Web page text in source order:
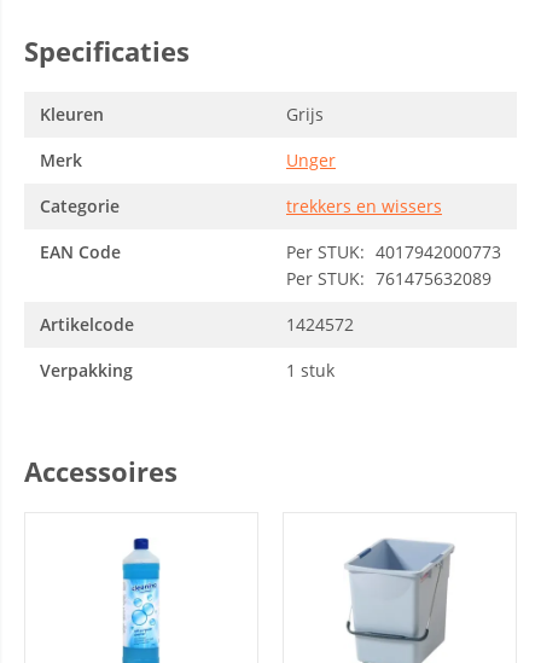
Specificaties
Kleuren
Grijs
Merk
Unger
Categorie
trekkers en wissers
EAN Code
Per STUK: 4017942000773
Per STUK: 761475632089
Artikelcode
1424572
Verpakking
1 stuk
Accessoires